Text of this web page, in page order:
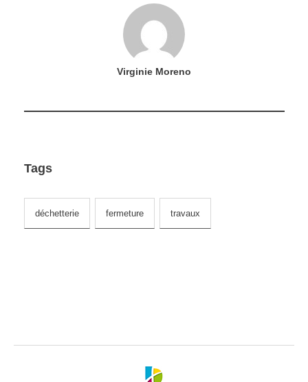
Virginie Moreno
Tags
déchetterie fermeture travaux